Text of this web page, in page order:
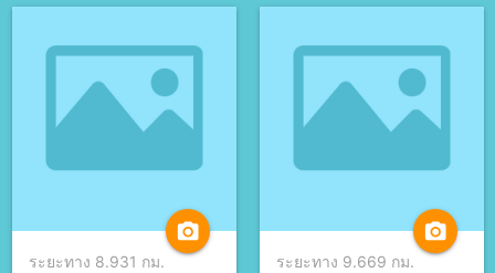
camera_alt
ระยะทาง 8.931 กม.
camera_alt
ระยะทาง 9.669 กม.